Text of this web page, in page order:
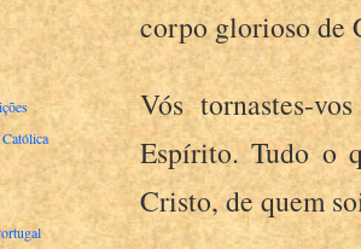
corpo glorioso de
Vós tornastes-
Espírito. Tudo o
Cristo, de quem